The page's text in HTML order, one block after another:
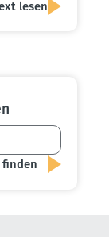
lesen